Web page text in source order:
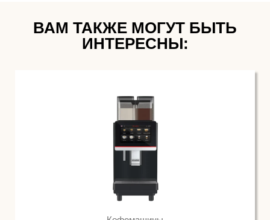
ВАМ ТАКЖЕ МОГУТ БЫТЬ
ИНТЕРЕСНЫ: